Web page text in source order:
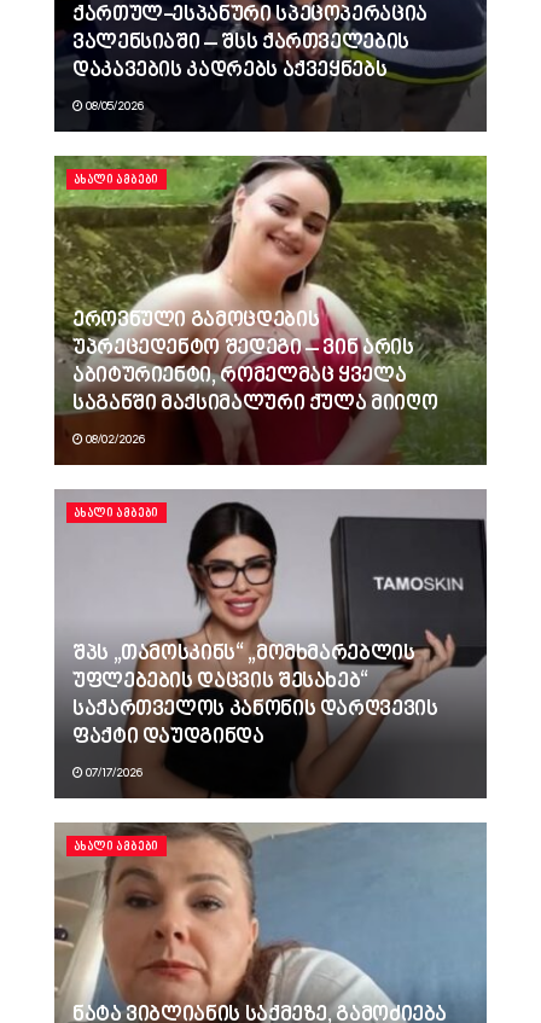
ქართულ-ესპანური სპეცოპერაცია
ვალენსიაში – შსს ქართველების
დაკავების კადრებს აქვეყნებს
08/05/2026
ᲐᲮᲐᲚᲘ ᲐᲛᲑᲔᲑᲘ
ეროვნული გამოცდების
უპრეცედენტო შედეგი – ვინ არის
აბიტურიენტი, რომელმაც ყველა
საგანში მაქსიმალური ქულა მიიღო
08/02/2026
ᲐᲮᲐᲚᲘ ᲐᲛᲑᲔᲑᲘ
შპს „თამოსკინს“ „მომხმარებლის
უფლებების დაცვის შესახებ“
საქართველოს კანონის დარღვევის
ფაქტი დაუდგინდა
07/17/2026
ᲐᲮᲐᲚᲘ ᲐᲛᲑᲔᲑᲘ
ნატა ვიბლიანის საქმეზე, გამოძიება